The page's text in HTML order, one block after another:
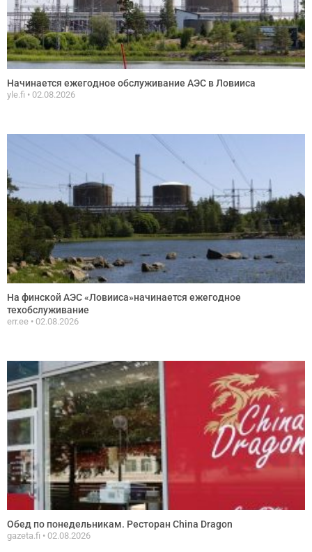
Начинается ежегодное обслуживание АЭС в Ловииса
yle.fi 02.08.2026
На финской АЭС «Ловииса»начинается ежегодное
техобслуживание
err.ee 02.08.2026
Обед по понедельникам. Ресторан China Dragon
gazeta.fi 02.08.2026